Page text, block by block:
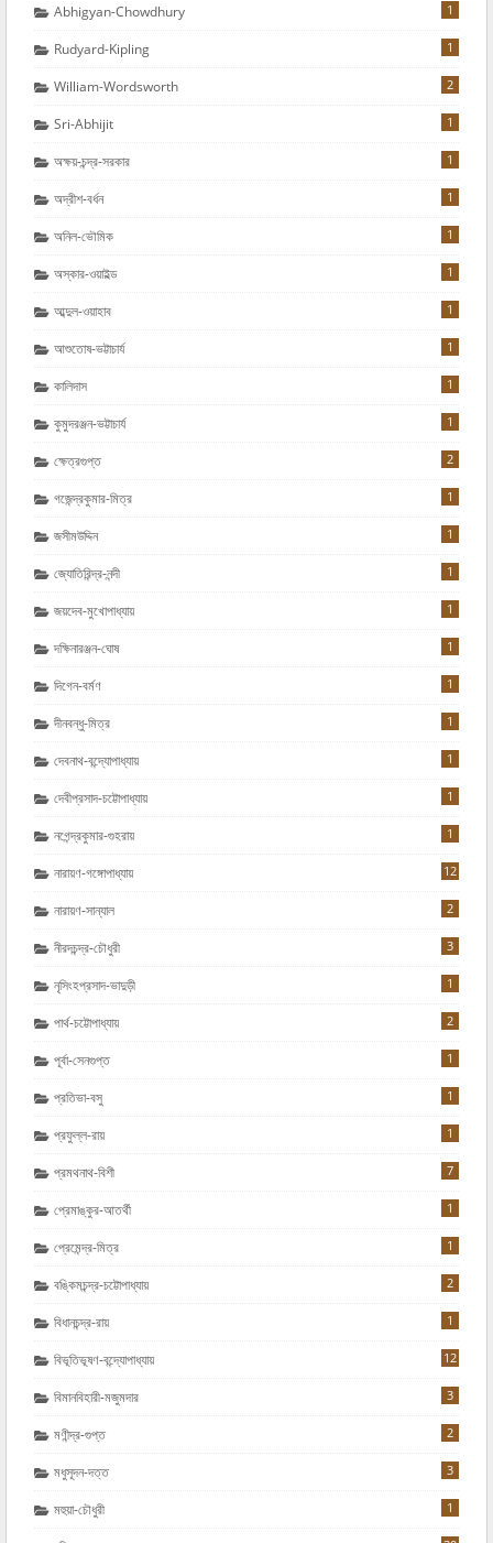
Abhigyan-Chowdhury 1
Rudyard-Kipling 1
William-Wordsworth 2
Sri-Abhijit 1
অক্ষয়-চন্দ্র-সরকার 1
অদ্রীশ-বর্ধন 1
অনিল-ভৌমিক 1
অস্কার-ওয়াইল্ড 1
আব্দুল-ওয়াহাব 1
আশুতোষ-ভট্টাচার্য 1
কালিদাস 1
কুমুদরঞ্জন-ভট্টাচার্য 1
ক্ষেত্রগুপ্ত 2
গজেন্দ্রকুমার-মিত্র 1
জসীমউদ্দিন 1
জ্যোতিরিন্দ্র-নন্দী 1
জয়দেব-মুখোপাধ্যায় 1
দক্ষিনারঞ্জন-ঘোষ 1
দিগেন-বর্মণ 1
দীনবন্ধু-মিত্র 1
দেবনাথ-বন্দ্যোপাধ্যায় 1
দেবীপ্রসাদ-চট্টোপাধ্যায় 1
নগেন্দ্রকুমার-গুহরায় 1
নারায়ণ-গঙ্গোপাধ্যায় 12
নারায়ণ-সান্যাল 2
নীরদচন্দ্র-চৌধুরী 3
নৃসিংহপ্রসাদ-ভাদুড়ী 1
পার্থ-চট্টোপাধ্যায় 2
পূর্বা-সেনগুপ্ত 1
প্রতিভা-বসু 1
প্রফুল্ল-রায় 1
প্রমথনাথ-বিশী 7
প্রেমাঙ্কুর-আতর্থী 1
প্রেমেন্দ্র-মিত্র 1
বঙ্কিমচন্দ্র-চট্টোপাধ্যায় 2
বিধানচন্দ্র-রায় 1
বিভূতিভূষণ-বন্দ্যোপাধ্যায় 12
বিমানবিহারী-মজুমদার 3
মণীন্দ্র-গুপ্ত 2
মধুসূদন-দত্ত 3
মহুয়া-চৌধুরী 1